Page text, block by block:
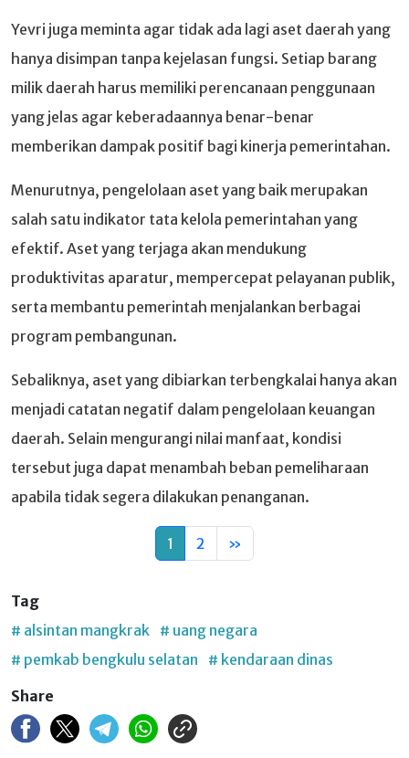
Yevri juga meminta agar tidak ada lagi aset daerah yang
hanya disimpan tanpa kejelasan fungsi. Setiap barang
milik daerah harus memiliki perencanaan penggunaan
yang jelas agar keberadaannya benar-benar
memberikan dampak positif bagi kinerja pemerintahan.
Menurutnya, pengelolaan aset yang baik merupakan
salah satu indikator tata kelola pemerintahan yang
efektif. Aset yang terjaga akan mendukung
produktivitas aparatur, mempercepat pelayanan publik,
serta membantu pemerintah menjalankan berbagai
program pembangunan.
Sebaliknya, aset yang dibiarkan terbengkalai hanya akan
menjadi catatan negatif dalam pengelolaan keuangan
daerah. Selain mengurangi nilai manfaat, kondisi
tersebut juga dapat menambah beban pemeliharaan
apabila tidak segera dilakukan penanganan.
1 2 »
Tag
# alsintan mangkrak # uang negara
# pemkab bengkulu selatan
# kendaraan dinas
Share